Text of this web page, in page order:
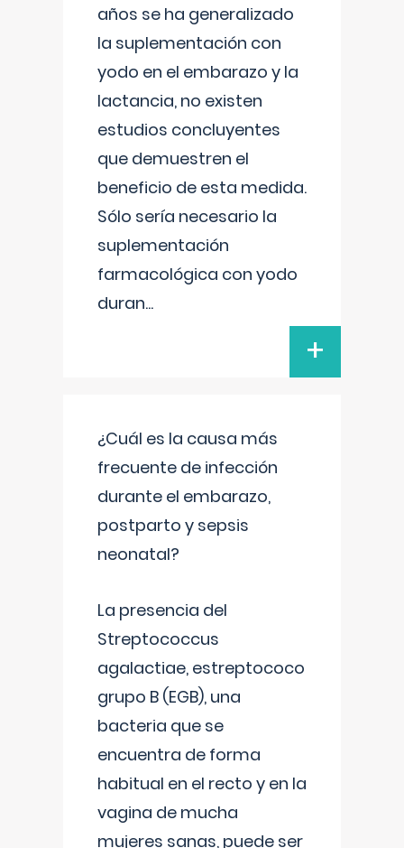
años se ha generalizado
la suplementación con
yodo en el embarazo y la
lactancia, no existen
estudios concluyentes
que demuestren el
beneficio de esta medida.
Sólo sería necesario la
suplementación
farmacológica con yodo
duran...
+
¿Cuál es la causa más
frecuente de infección
durante el embarazo,
postparto y sepsis
neonatal?
La presencia del
Streptococcus
agalactiae, estreptococo
grupo B (EGB), una
bacteria que se
encuentra de forma
habitual en el recto y en la
vagina de mucha
mujeres sanas, puede ser